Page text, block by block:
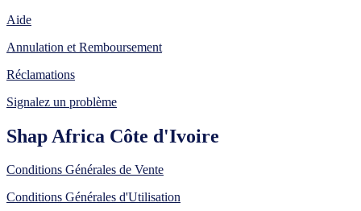
Aide
Annulation et Remboursement
Réclamations
Signalez un problème
Shap Africa Côte d'Ivoire
Conditions Générales de Vente
Conditions Générales d'Utilisation